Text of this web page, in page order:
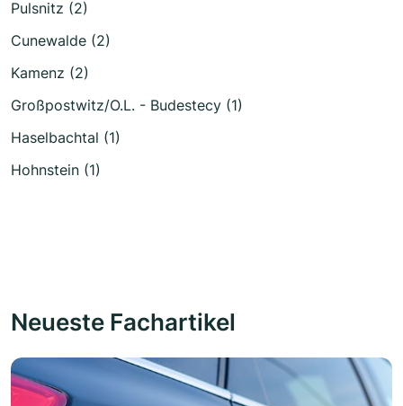
Pulsnitz (2)
Cunewalde (2)
Kamenz (2)
Großpostwitz/O.L. - Budestecy (1)
Haselbachtal (1)
Hohnstein (1)
Neueste Fachartikel